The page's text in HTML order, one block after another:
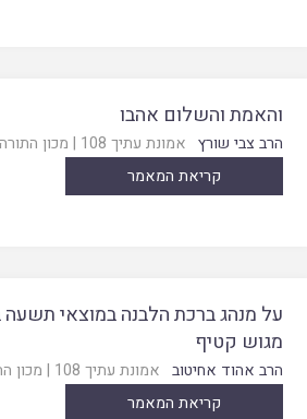
והאמת והשלום אהבו
הרב צבי שורץ אמונת עתיך 108 | מכון
קריאת המאמר
על מנהג ברכת הלבנה במוצאי תשעה
מגוש קטיף
הרב אהוד אחיטוב אמונת עתיך 108 | מכון
קריאת המאמר